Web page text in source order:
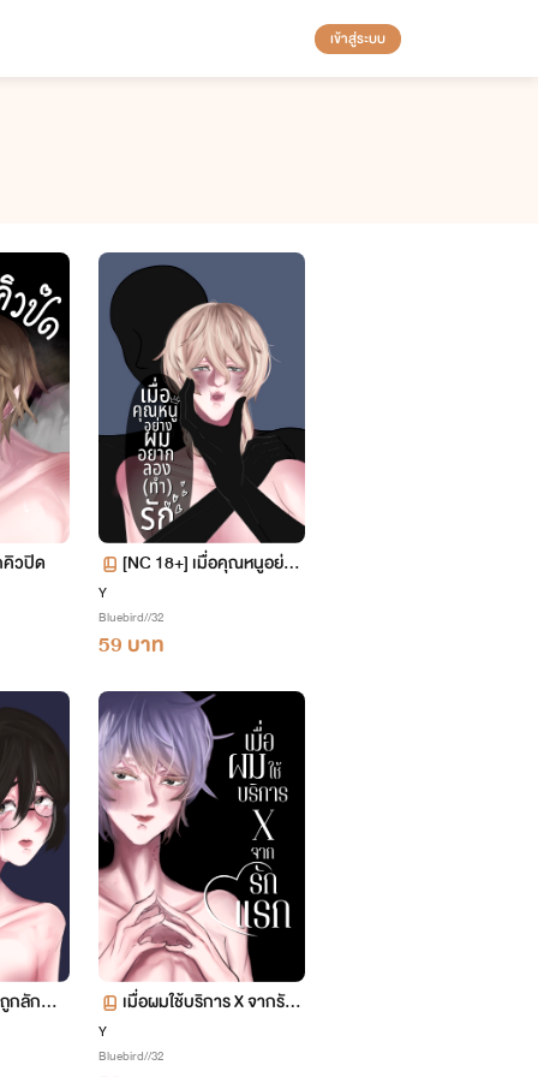
เข้าสู่ระบบ
วปิด
[NC 18+] เมื่อคุณหนูอย่าง
Y
Bluebird//32
59 บาท
กลักพา
เมื่อผมใช้บริการ X จากรักแ
Y
Bluebird//32